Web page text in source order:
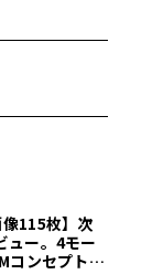
像115枚】次
ュー。4モー
コンセプト・